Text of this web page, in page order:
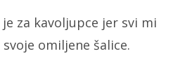
za kavoljupce jer svi mi
omiljene šalice.